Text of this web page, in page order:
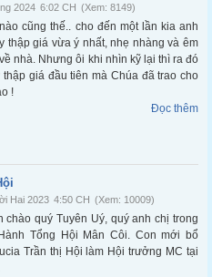
2024 6:02 CH (Xem: 8149)
cũng thế.. cho đến một lần kia anh
thập giá vừa ý nhất, nhẹ nhàng và êm
nhà. Nhưng ôi khi nhìn kỹ lại thì ra đó
thập giá đầu tiên mà Chúa đã trao cho
!
Đọc thêm
Hai 2023 4:50 CH (Xem: 10009)
chào quý Tuyên Uý, quý anh chị trong
Tổng Hội Mân Côi. Con mới bổ
Trần thị Hội làm Hội trưởng MC tại